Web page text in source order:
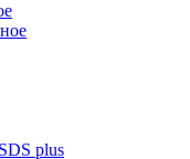
plus